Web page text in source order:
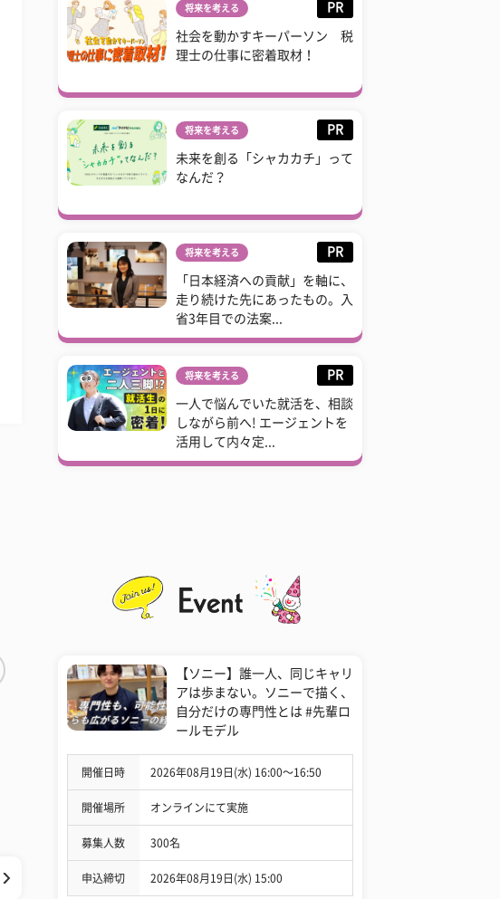
将来を考える PR
社会を動かすキーパーソン 税
理士の仕事に密着取材！
将来を考える PR
未来を創る「シャカカチ」って
なんだ？
将来を考える PR
「日本経済への貢献」を軸に、
走り続けた先にあったもの。入
省3年目での法案...
将来を考える PR
一人で悩んでいた就活を、相談
しながら前へ! エージェントを
活用して内々定...
【ソニー】誰一人、同じキャリ
アは歩まない。ソニーで描く、
自分だけの専門性とは #先輩ロ
ールモデル
開催日時 2026年08月19日(水) 16:00〜16:50
開催場所 オンラインにて実施
募集人数 300名
申込締切 2026年08月19日(水) 15:00